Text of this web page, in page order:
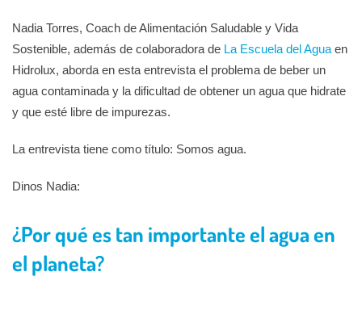
Nadia Torres, Coach de Alimentación Saludable y Vida
Sostenible, además de colaboradora de La Escuela del Agua en
Hidrolux, aborda en esta entrevista el problema de beber un
agua contaminada y la dificultad de obtener un agua que hidrate
y que esté libre de impurezas.
La entrevista tiene como título: Somos agua.
Dinos Nadia:
¿Por qué es tan importante el agua en
el planeta?